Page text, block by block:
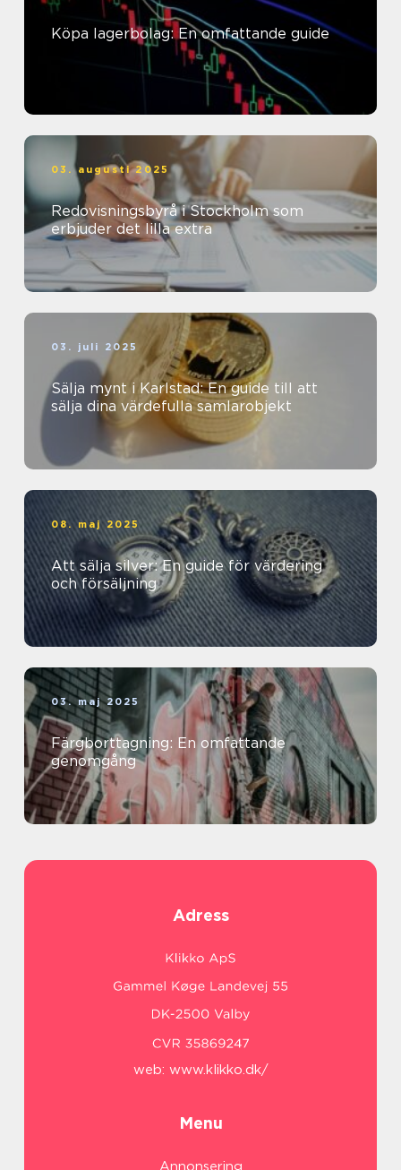
Köpa lagerbolag: En omfattande guide
03. augusti 2025
Redovisningsbyrå i Stockholm som
erbjuder det lilla extra
03. juli 2025
Sälja mynt i Karlstad: En guide till att
sälja dina värdefulla samlarobjekt
08. maj 2025
Att sälja silver: En guide för värdering
och försäljning
03. maj 2025
Färgborttagning: En omfattande
genomgång
Adress
web: www.klikko.dk/
Menu
Annonsering